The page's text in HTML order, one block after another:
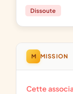
Dissoute
M MISSION
Cette